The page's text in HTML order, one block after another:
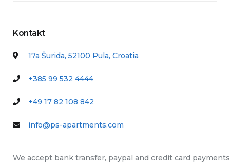
Kontakt
17a Šurida, 52100 Pula, Croatia
+385 99 532 4444
+49 17 82 108 842
info@ps-apartments.com
We accept bank transfer, paypal and credit card